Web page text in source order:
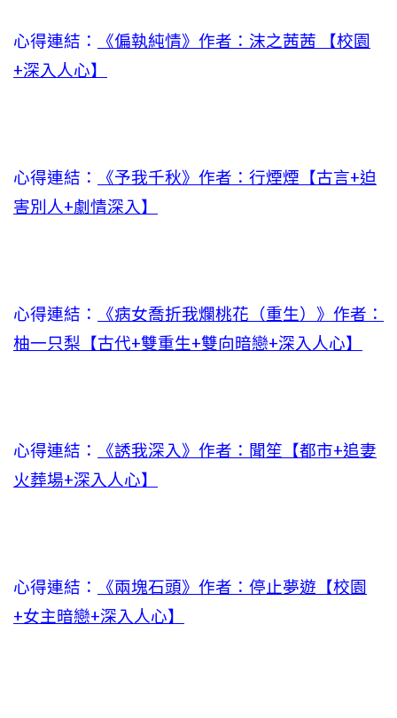
心得連結：
《偏執純情》作者：沫之茜茜 【校園
+深入人心】
心得連結：
《予我千秋》作者：行煙煙【古言+迫
害別人+劇情深入】
心得連結：
《病女喬折我爛桃花（重生）》作者：
柚一只梨【古代+雙重生+雙向暗戀+深入人心】
心得連結：
《誘我深入》作者：聞笙【都市+追妻
火葬場+深入人心】
心得連結：
《兩塊石頭》作者：停止夢遊【校園
+女主暗戀+深入人心】